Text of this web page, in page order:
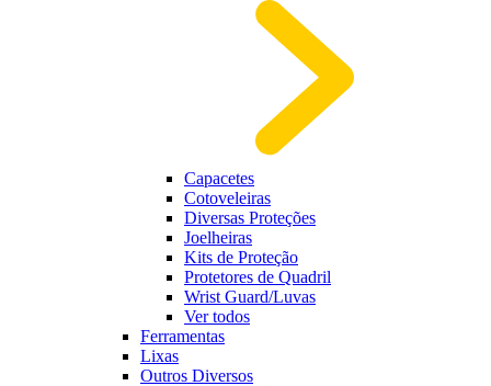
Capacetes
Cotoveleiras
Diversas Proteções
Joelheiras
Kits de Proteção
Protetores de Quadril
Wrist Guard/Luvas
Ver todos
Ferramentas
Lixas
Outros Diversos